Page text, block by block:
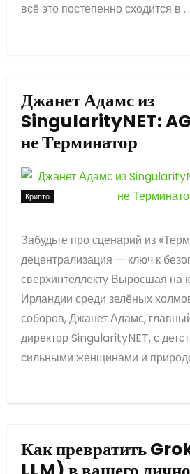
всё это постепенно сходится в ...
Джанет Адамс из
SingularityNET:
не Терминатор
Крипто
Забудьте про сценарий из
децентрализация — ключ к
сверхинтеллекту Выросшая на
Ирландии среди зелёных
соборов, Джанет Адамс,
директор SingularityNET, с
сильными женщинами и
Как превратить